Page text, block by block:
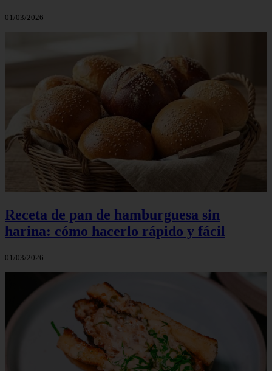
01/03/2026
Receta de pan de hamburguesa sin
harina: cómo hacerlo rápido y fácil
01/03/2026